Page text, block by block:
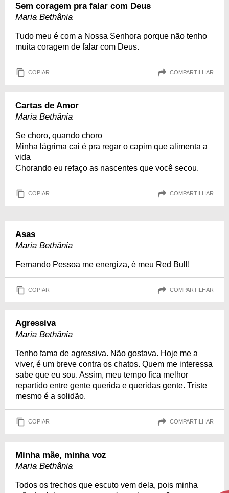
Sem coragem pra falar com Deus
Maria Bethânia
Tudo meu é com a Nossa Senhora porque não tenho
muita coragem de falar com Deus.
COPIAR COMPARTILHAR
Cartas de Amor
Maria Bethânia
Se choro, quando choro
Minha lágrima cai é pra regar o capim que alimenta a
vida
Chorando eu refaço as nascentes que você secou.
COPIAR COMPARTILHAR
Asas
Maria Bethânia
Fernando Pessoa me energiza, é meu Red Bull!
COPIAR COMPARTILHAR
Agressiva
Maria Bethânia
Tenho fama de agressiva. Não gostava. Hoje me a
viver, é um breve contra os chatos. Quem me interessa
sabe que eu sou. Assim, meu tempo fica melhor
repartido entre gente querida e queridas gente. Triste
mesmo é a solidão.
COPIAR COMPARTILHAR
Minha mãe, minha voz
Maria Bethânia
Todos os trechos que escuto vem dela, pois minha